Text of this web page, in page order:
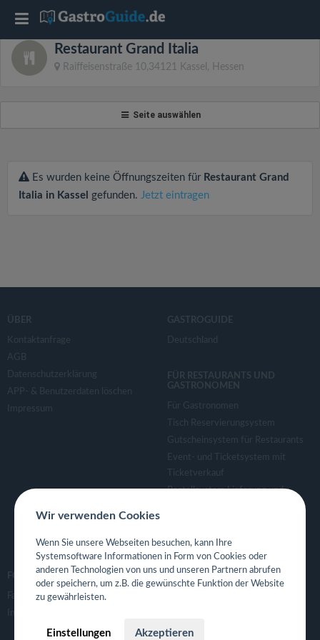
Restaurant Grand Italia
Raiffeisenstraße 10,34121 Kassel, Hessen
Seite auswählen
Es wurden keine Öffnungszeiten für Restaurant Grand
Italia in Kassel gefunden. Jetzt eintragen
ÜBER
Kontaktanfrage
AGB
Datenschutzerklärung
APP- & Benutzerdaten löschen
Impressum
GASTROGUIDE
Deutschland
FÜR RESTAURANTS UND
GASTRONOMEN
Für Gastronomen
Tisch Reservierungsystem
Gutscheinsystem für Restaurants
Event- und Ticketsystem mit
Ticketverkauf
Bestellsystem Lieferung und
Eigene App für Restaurant
FOLGE UNS
Facebook
Instagram
Wir verwenden Cookies
Wenn Sie unsere Webseiten besuchen, kann Ihre
Systemsoftware Informationen in Form von Cookies oder
anderen Technologien von uns und unseren Partnern abrufen
oder speichern, um z.B. die gewünschte Funktion der Website
zu gewährleisten.
Einstellungen Akzeptieren
T
o
v
g